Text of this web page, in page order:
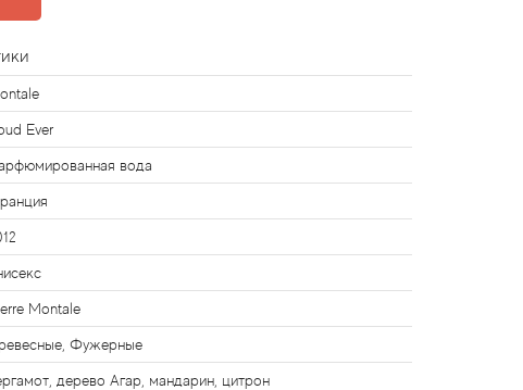
Ever
вода
Montale
Фужерные
дерево Агар, мандарин, цитрон